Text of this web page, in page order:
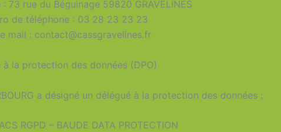
73 rue du Béguinage 59820 GRAVELINES
de téléphone : 03 28 23 23 23
mail : contact@cassgravelines.fr
à la protection des données (DPO)
a désigné un délégué à la protection des données :
RGPD – BAUDE DATA PROTECTION